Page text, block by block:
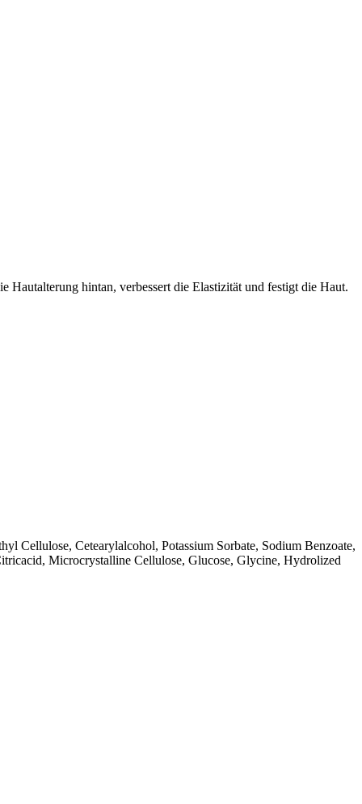
Hautalterung hintan, verbessert die Elastizität und festigt die Haut.
Cellulose, Cetearylalcohol, Potassium Sorbate, Sodium Benzoate,
Microcrystalline Cellulose, Glucose, Glycine, Hydrolized